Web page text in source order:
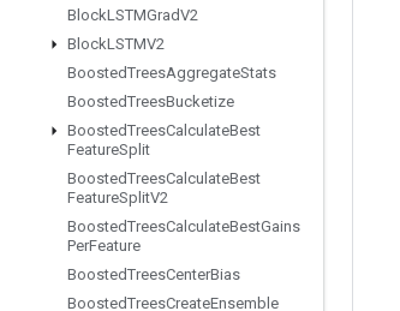
BlockLSTMGradV2
BlockLSTMV2
BoostedTreesAggregateStats
BoostedTreesBucketize
BoostedTreesCalculateBest
FeatureSplit
BoostedTreesCalculateBest
FeatureSplitV2
BoostedTreesCalculateBestGains
PerFeature
BoostedTreesCenterBias
BoostedTreesCreateEnsemble